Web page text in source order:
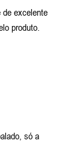
de excelente
produto.
só a